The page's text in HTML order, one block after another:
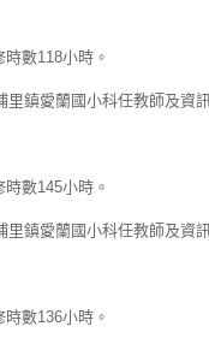
數118小時。
里鎮愛蘭國小科任教師及資
數145小時。
里鎮愛蘭國小科任教師及資
數136小時。